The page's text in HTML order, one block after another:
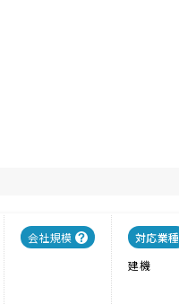
会社規模
対応業種
建機